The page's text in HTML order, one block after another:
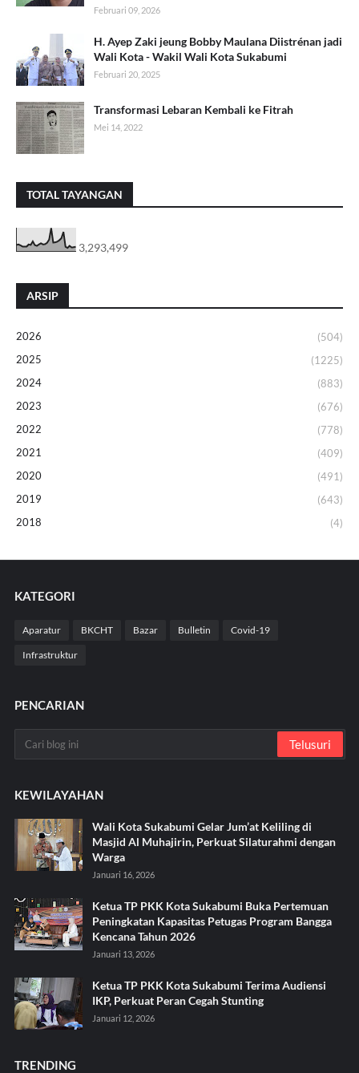
Februari 09, 2026
H. Ayep Zaki jeung Bobby Maulana Diistrénan jadi
Wali Kota - Wakil Wali Kota Sukabumi
Februari 20, 2025
Transformasi Lebaran Kembali ke Fitrah
Mei 14, 2022
TOTAL TAYANGAN
3,293,499
ARSIP
2026
(504)
2025
(1225)
2024
(883)
2023
(676)
2022
(778)
2021
(409)
2020
(491)
2019
(643)
2018
(4)
KATEGORI
Aparatur BKCHT Bazar Bulletin Covid-19
Infrastruktur
PENCARIAN
KEWILAYAHAN
Wali Kota Sukabumi Gelar Jum’at Keliling di
Masjid Al Muhajirin, Perkuat Silaturahmi dengan
Warga
Januari 16, 2026
Ketua TP PKK Kota Sukabumi Buka Pertemuan
Peningkatan Kapasitas Petugas Program Bangga
Kencana Tahun 2026
Januari 13, 2026
Ketua TP PKK Kota Sukabumi Terima Audiensi
IKP, Perkuat Peran Cegah Stunting
Januari 12, 2026
TRENDING